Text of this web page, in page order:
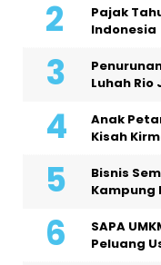
Pajak
Indonesia
Luhah Rio
Anak
Kisah
Bisnis
Kampung
SAPA
Peluang